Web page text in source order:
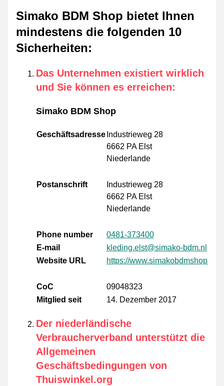
Simako BDM Shop bietet Ihnen
mindestens die folgenden 10
Sicherheiten:
Das Unternehmen existiert wirklich
und Sie können es erreichen:
Simako BDM Shop
Geschäftsadresse Industrieweg 28
6662 PA Elst
Niederlande
Postanschrift
Industrieweg 28
6662 PA Elst
Niederlande
Phone number
0481-373400
E-mail
kleding.elst@simako-bdm.nl
Website URL
https://www.simakobdmshop.nl/
CoC
09048323
Mitglied seit
14. Dezember 2017
Der niederländische
Verbraucherverband unterstützt die
Allgemeinen
Geschäftsbedingungen von
Thuiswinkel.org